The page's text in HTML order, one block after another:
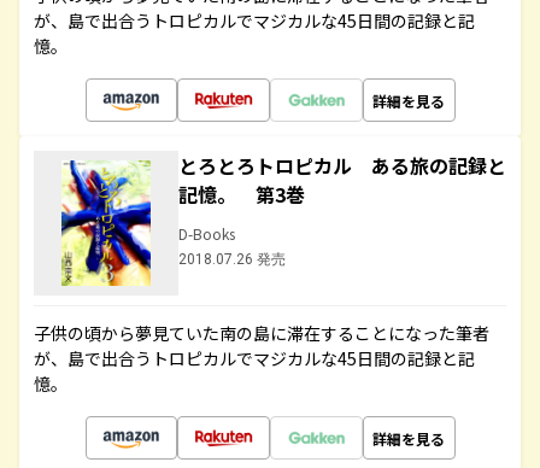
が、島で出合うトロピカルでマジカルな45日間の記録と記
憶。
詳細を見る
とろとろトロピカル ある旅の記録と
記憶。 第3巻
D-Books
2018.07.26 発売
子供の頃から夢見ていた南の島に滞在することになった筆者
が、島で出合うトロピカルでマジカルな45日間の記録と記
憶。
詳細を見る